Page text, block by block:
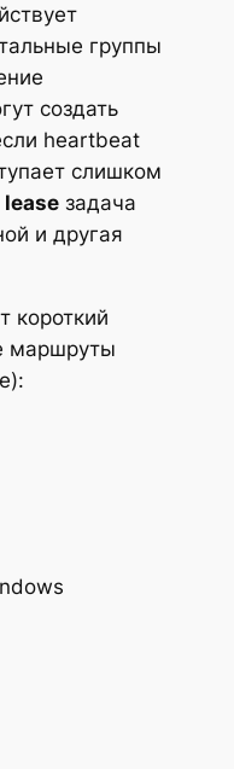
группы
создать
heartbeat
слишком
leaseзадача
и другая
короткий
маршруты